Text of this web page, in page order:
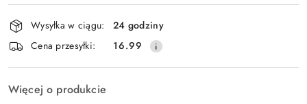
Wyślij
Dostępność
i
dostawa
Wysyłka w ciągu:
24 godziny
Cena przesyłki:
16.99
Więcej o produkcie